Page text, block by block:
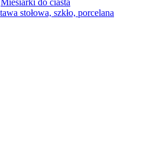
Miesiarki do ciasta